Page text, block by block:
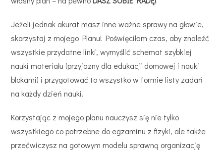
Jeżeli jednak akurat masz inne ważne sprawy na głowie,
skorzystaj z mojego Planu! Poświęciłam czas, aby znaleźć
wszystkie przydatne linki, wymyślić schemat szybkiej
nauki materiału (przyjazny dla edukacji domowej i nauki
blokami) i przygotować to wszystko w formie listy zadań
na każdy dzień nauki.
Korzystając z mojego planu nauczysz się nie tylko
wszystkiego co potrzebne do egzaminu z fizyki, ale także
przećwiczysz na gotowym modelu sprawną organizację